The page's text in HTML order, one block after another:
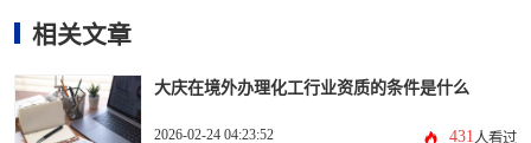
相关文章
大庆在境外办理化工行业资质的条件是什么
2026-02-24 04:23:52 431人看过